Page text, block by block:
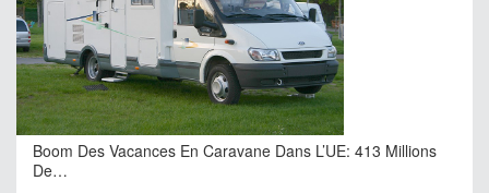
Boom Des Vacances En Caravane Dans L’UE: 413 Millions
De…